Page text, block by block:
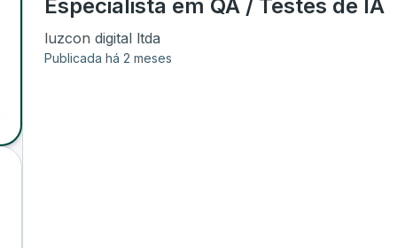
Especialista em QA / Testes de IA
luzcon digital ltda
Publicada há 2 meses